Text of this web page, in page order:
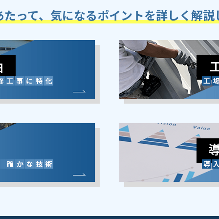
たって、気になるポイントを詳しく解説